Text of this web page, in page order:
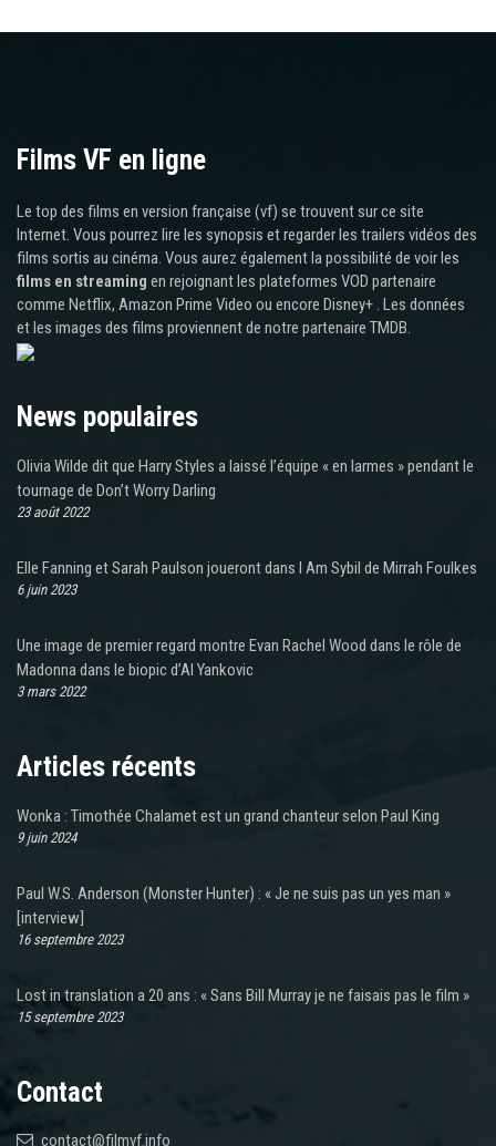
Films VF en ligne
Le top des films en version française (vf) se trouvent sur ce site
Internet. Vous pourrez lire les synopsis et regarder les trailers vidéos des
films sortis au cinéma. Vous aurez également la possibilité de voir les
films en streaming en rejoignant les plateformes VOD partenaire
comme Netflix, Amazon Prime Video ou encore Disney+ . Les données
et les images des films proviennent de notre partenaire TMDB.
News populaires
Olivia Wilde dit que Harry Styles a laissé l’équipe « en larmes » pendant le
tournage de Don’t Worry Darling
23 août 2022
Elle Fanning et Sarah Paulson joueront dans I Am Sybil de Mirrah Foulkes
6 juin 2023
Une image de premier regard montre Evan Rachel Wood dans le rôle de
Madonna dans le biopic d’Al Yankovic
3 mars 2022
Articles récents
Wonka : Timothée Chalamet est un grand chanteur selon Paul King
9 juin 2024
Paul W.S. Anderson (Monster Hunter) : « Je ne suis pas un yes man »
[interview]
16 septembre 2023
Lost in translation a 20 ans : « Sans Bill Murray je ne faisais pas le film »
15 septembre 2023
Contact
contact@filmvf.info